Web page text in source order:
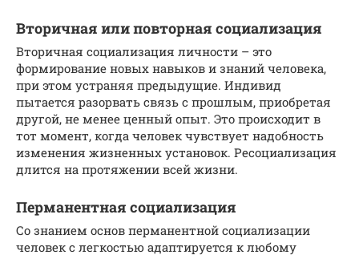
Вторичная или повторная социализация
Вторичная социализация личности – это
формирование новых навыков и знаний человека,
при этом устраняя предыдущие. Индивид
пытается разорвать связь с прошлым, приобретая
другой, не менее ценный опыт. Это происходит в
тот момент, когда человек чувствует надобность
изменения жизненных установок. Ресоциализация
длится на протяжении всей жизни.
Перманентная социализация
Со знанием основ перманентной социализации
человек с легкостью адаптируется к любому